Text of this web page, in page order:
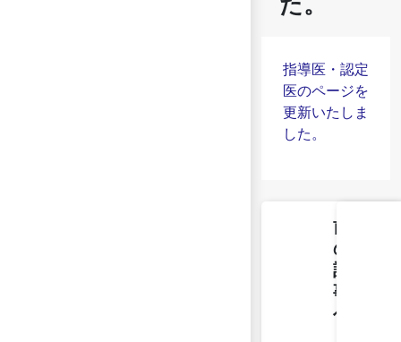
指導医・認定
医のページを
更新いたしま
した。
前
の
記
事
へ